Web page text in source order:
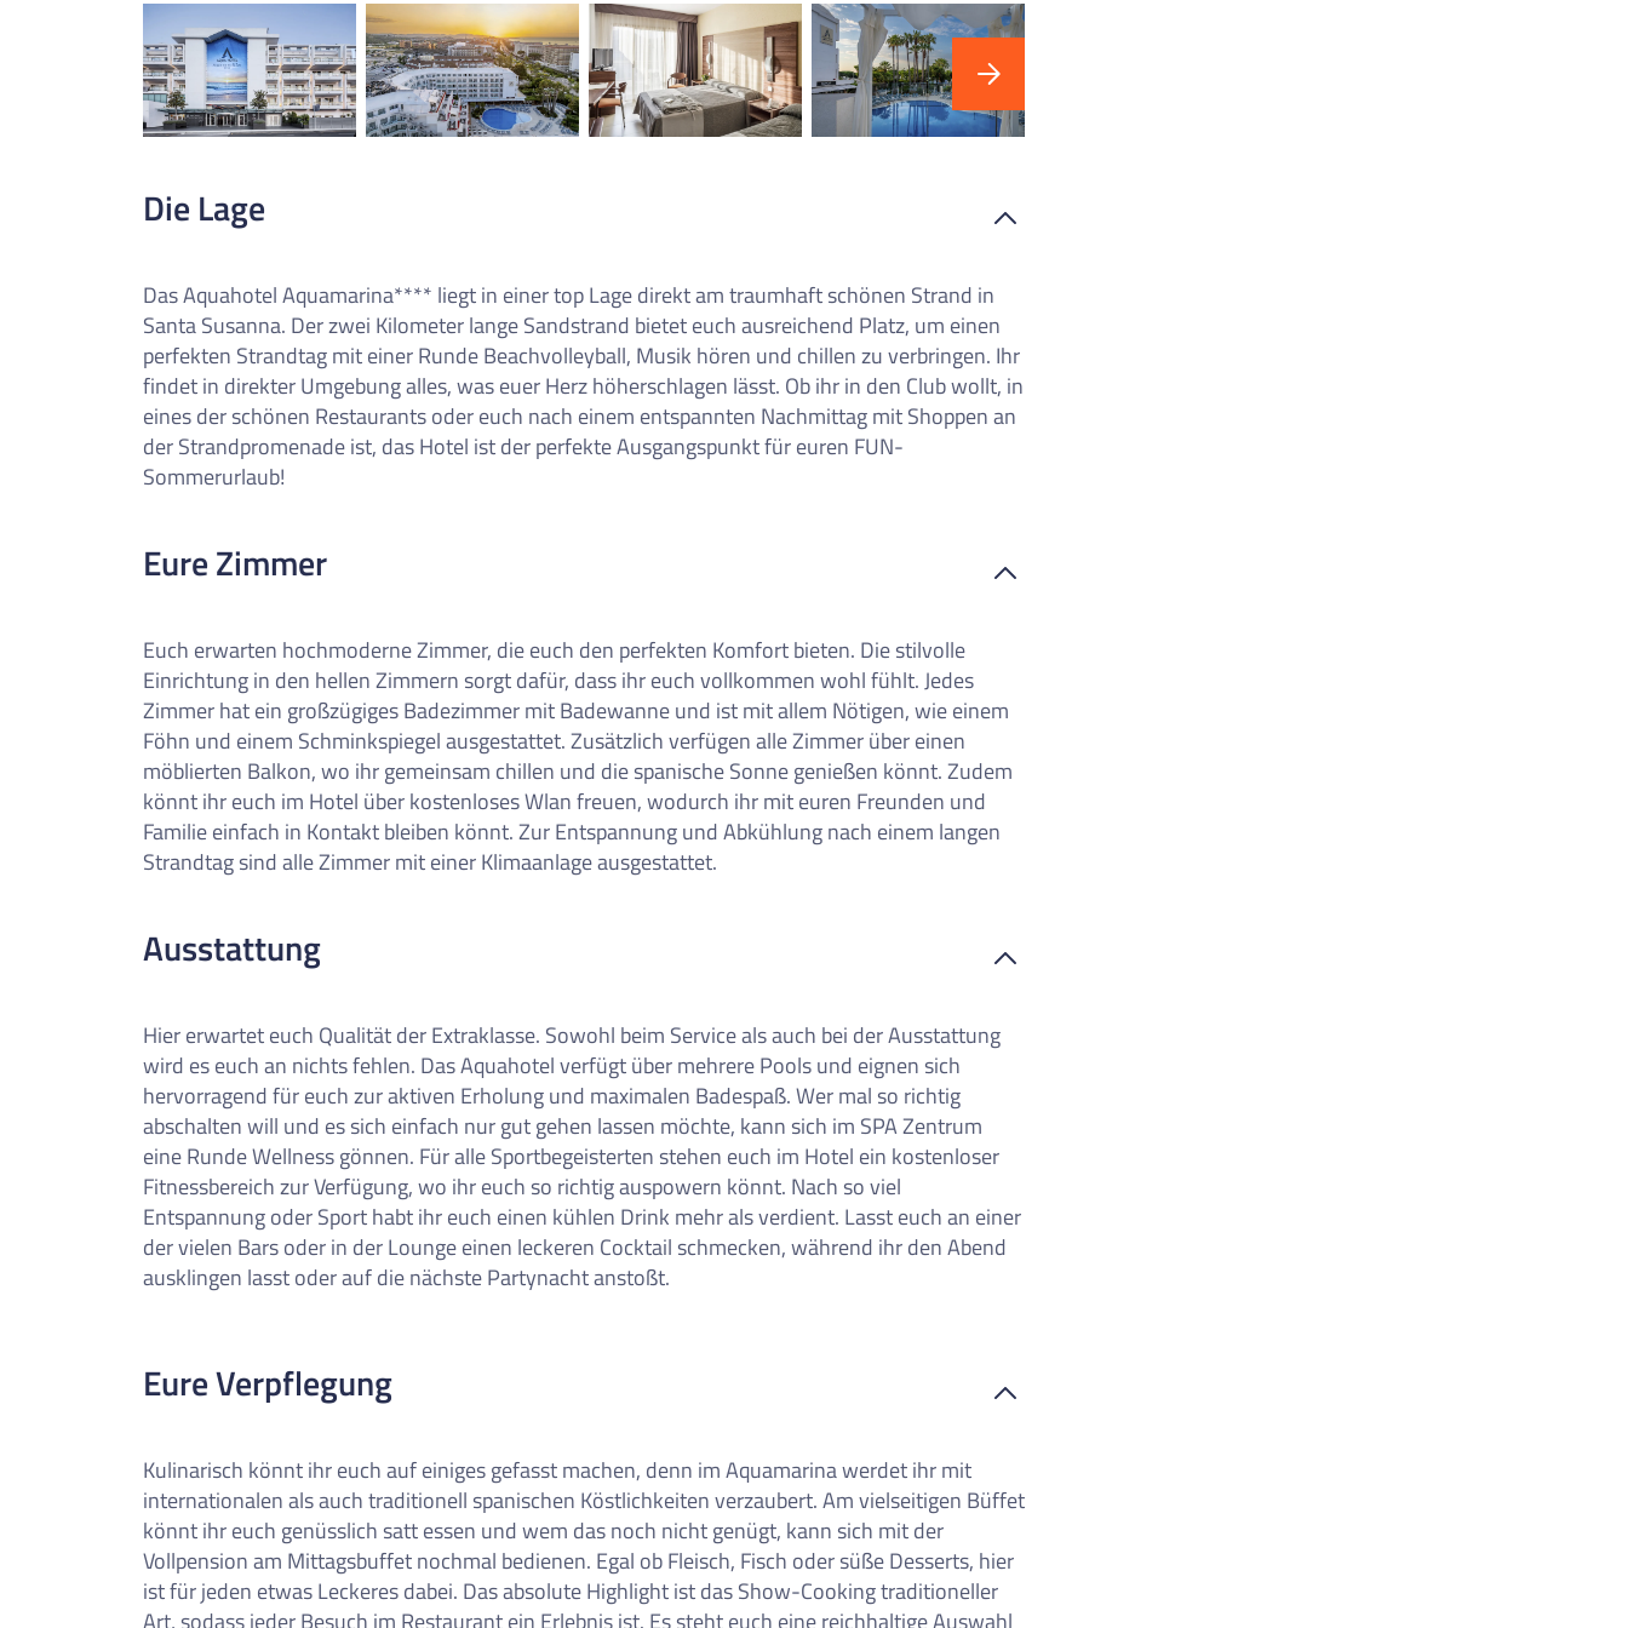
0Reise/n auf deiner Merkliste
Keine Reisen auf der Merkliste
Die Lage
Das Aquahotel Aquamarina**** liegt in einer top Lage direkt am traumhaft schönen Strand in
Santa Susanna. Der zwei Kilometer lange Sandstrand bietet euch ausreichend Platz, um einen
perfekten Strandtag mit einer Runde Beachvolleyball, Musik hören und chillen zu verbringen. Ihr
findet in direkter Umgebung alles, was euer Herz höherschlagen lässt. Ob ihr in den Club wollt, in
eines der schönen Restaurants oder euch nach einem entspannten Nachmittag mit Shoppen an
der Strandpromenade ist, das Hotel ist der perfekte Ausgangspunkt für euren FUN-
Sommerurlaub!
Eure Zimmer
Euch erwarten hochmoderne Zimmer, die euch den perfekten Komfort bieten. Die stilvolle
Einrichtung in den hellen Zimmern sorgt dafür, dass ihr euch vollkommen wohl fühlt. Jedes
Zimmer hat ein großzügiges Badezimmer mit Badewanne und ist mit allem Nötigen, wie einem
Föhn und einem Schminkspiegel ausgestattet. Zusätzlich verfügen alle Zimmer über einen
möblierten Balkon, wo ihr gemeinsam chillen und die spanische Sonne genießen könnt. Zudem
könnt ihr euch im Hotel über kostenloses Wlan freuen, wodurch ihr mit euren Freunden und
Familie einfach in Kontakt bleiben könnt. Zur Entspannung und Abkühlung nach einem langen
Strandtag sind alle Zimmer mit einer Klimaanlage ausgestattet.
Ausstattung
Hier erwartet euch Qualität der Extraklasse. Sowohl beim Service als auch bei der Ausstattung
wird es euch an nichts fehlen. Das Aquahotel verfügt über mehrere Pools und eignen sich
hervorragend für euch zur aktiven Erholung und maximalen Badespaß. Wer mal so richtig
abschalten will und es sich einfach nur gut gehen lassen möchte, kann sich im SPA Zentrum
eine Runde Wellness gönnen. Für alle Sportbegeisterten stehen euch im Hotel ein kostenloser
Fitnessbereich zur Verfügung, wo ihr euch so richtig auspowern könnt. Nach so viel
Entspannung oder Sport habt ihr euch einen kühlen Drink mehr als verdient. Lasst euch an einer
der vielen Bars oder in der Lounge einen leckeren Cocktail schmecken, während ihr den Abend
ausklingen lasst oder auf die nächste Partynacht anstoßt.
Eure Verpflegung
Kulinarisch könnt ihr euch auf einiges gefasst machen, denn im Aquamarina werdet ihr mit
internationalen als auch traditionell spanischen Köstlichkeiten verzaubert. Am vielseitigen Büffet
könnt ihr euch genüsslich satt essen und wem das noch nicht genügt, kann sich mit der
Vollpension am Mittagsbuffet nochmal bedienen. Egal ob Fleisch, Fisch oder süße Desserts, hier
ist für jeden etwas Leckeres dabei. Das absolute Highlight ist das Show-Cooking traditioneller
Art, sodass jeder Besuch im Restaurant ein Erlebnis ist. Es steht euch eine reichhaltige Auswahl